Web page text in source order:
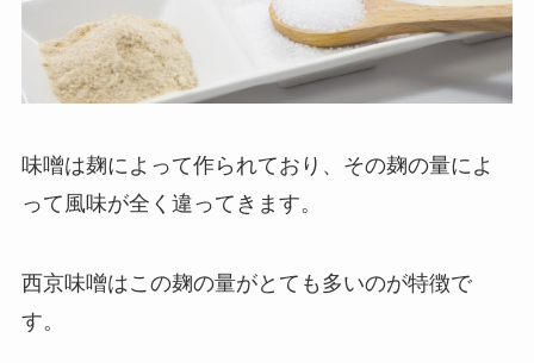
味噌は麹によって作られており、その麹の量によ
って風味が全く違ってきます。
西京味噌はこの麹の量がとても多いのが特徴で
す。